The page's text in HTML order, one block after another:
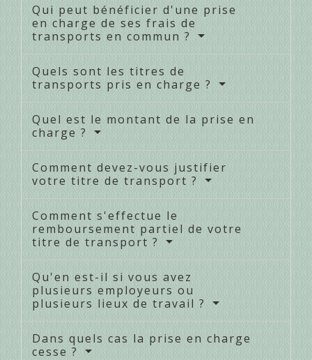
Qui peut bénéficier d'une prise
en charge de ses frais de
transports en commun ?
Quels sont les titres de
transports pris en charge ?
Quel est le montant de la prise en
charge ?
Comment devez-vous justifier
votre titre de transport ?
Comment s'effectue le
remboursement partiel de votre
titre de transport ?
Qu'en est-il si vous avez
plusieurs employeurs ou
plusieurs lieux de travail ?
Dans quels cas la prise en charge
cesse ?